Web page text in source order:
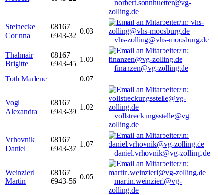
norbert.sonnhuetter@vg-
zolling.de
Steinecke
Corinna
08167
6943-32
0.03
vhs-zolling@vhs-moosburg.de
Thalmair
Brigitte
08167
6943-45
1.03
finanzen@vg-zolling.de
Toth Marlene
0.07
Vogl
Alexandra
08167
6943-39
1.02
vollstreckungsstelle@vg-
zolling.de
Vrhovnik
Daniel
08167
6943-37
1.07
daniel.vrhovnik@vg-zolling.de
Weinzierl
Martin
08167
6943-56
0.05
martin.weinzierl@vg-
zolling.de